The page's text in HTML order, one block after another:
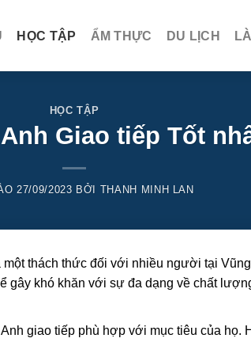
HỌC TẬP ẨM THỰC DU LỊCH
HỌC TẬP
Giao tiếp Tốt
27/09/2023 BỞI THANH MINH LAN
thách thức đối với nhiều người tại
gây khó khăn với sự đa dạng về chất
giao tiếp phù hợp với mục tiêu của họ.